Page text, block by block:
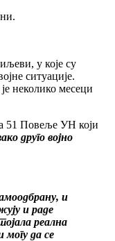
у које су
ситуације.
неколико месеци
51 Повеље УН који
друго војно
и
и раде
реална
да се